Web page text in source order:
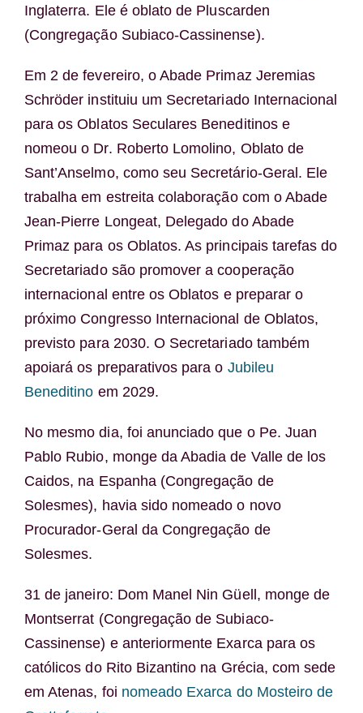
Inglaterra. Ele é oblato de Pluscarden
(Congregação Subiaco-Cassinense).
Em 2 de fevereiro, o Abade Primaz Jeremias
Schröder instituiu um Secretariado Internacional
para os Oblatos Seculares Beneditinos e
nomeou o Dr. Roberto Lomolino, Oblato de
Sant’Anselmo, como seu Secretário-Geral. Ele
trabalha em estreita colaboração com o Abade
Jean-Pierre Longeat, Delegado do Abade
Primaz para os Oblatos. As principais tarefas do
Secretariado são promover a cooperação
internacional entre os Oblatos e preparar o
próximo Congresso Internacional de Oblatos,
previsto para 2030. O Secretariado também
apoiará os preparativos para o Jubileu
Beneditino em 2029.
No mesmo dia, foi anunciado que o Pe. Juan
Pablo Rubio, monge da Abadia de Valle de los
Caidos, na Espanha (Congregação de
Solesmes), havia sido nomeado o novo
Procurador-Geral da Congregação de
Solesmes.
31 de janeiro: Dom Manel Nin Güell, monge de
Montserrat (Congregação de Subiaco-
Cassinense) e anteriormente Exarca para os
católicos do Rito Bizantino na Grécia, com sede
em Atenas, foi nomeado Exarca do Mosteiro de